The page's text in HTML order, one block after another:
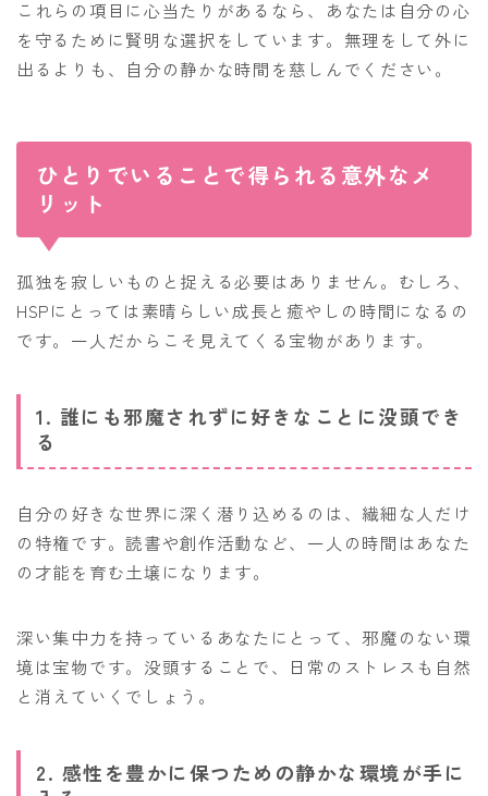
これらの項目に心当たりがあるなら、あなたは自分の心
を守るために賢明な選択をしています。無理をして外に
出るよりも、自分の静かな時間を慈しんでください。
ひとりでいることで得られる意外なメ
リット
孤独を寂しいものと捉える必要はありません。むしろ、
HSPにとっては素晴らしい成長と癒やしの時間になるの
です。一人だからこそ見えてくる宝物があります。
1. 誰にも邪魔されずに好きなことに没頭でき
る
自分の好きな世界に深く潜り込めるのは、繊細な人だけ
の特権です。読書や創作活動など、一人の時間はあなた
の才能を育む土壌になります。
深い集中力を持っているあなたにとって、邪魔のない環
境は宝物です。没頭することで、日常のストレスも自然
と消えていくでしょう。
2. 感性を豊かに保つための静かな環境が手に